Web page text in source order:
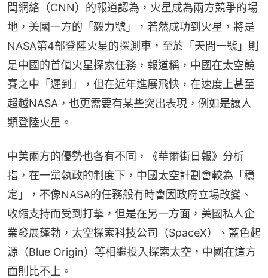
聞網絡（CNN）的報道認為，火星成為兩方競爭的場
地，美國一方的「毅力號」，若然成功到火星，將是
NASA第4部登陸火星的探測車，至於「天問一號」則
是中國的首個火星探索任務，報道稱，中國在太空競
賽之中「遲到」，但在近年進展飛快，在速度上甚至
超越NASA，也更需要有某些突出表現，例如是讓人
類登陸火星。
中美兩方的優勢也各有不同，《華爾街日報》分析
指，在一黨執政的制度下，中國太空計劃會較為「穩
定」，不像NASA的任務般有時會因政府立場改變、
收縮支持而受到打擊，但是在另一方面，美國私人企
業發展蓬勃，太空探索科技公司（SpaceX）、藍色起
源（Blue Origin）等相繼投入探索太空，中國在這方
面則比不上。